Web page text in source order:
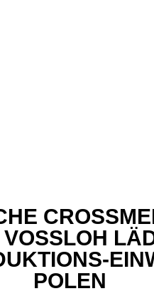
POLEN